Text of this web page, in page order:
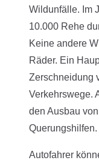
Wildunfälle. Im
10.000 Rehe
Keine andere
Räder. Ein
Zerschneidung
Verkehrswege.
den Ausbau
Querungshilfen.
Autofahrer